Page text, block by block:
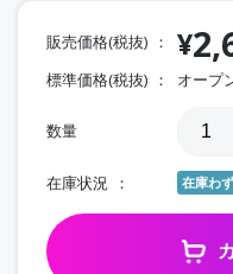
販売価格(税抜) ¥
標準価格(税抜) オープ
数量
在庫状況 在庫わ